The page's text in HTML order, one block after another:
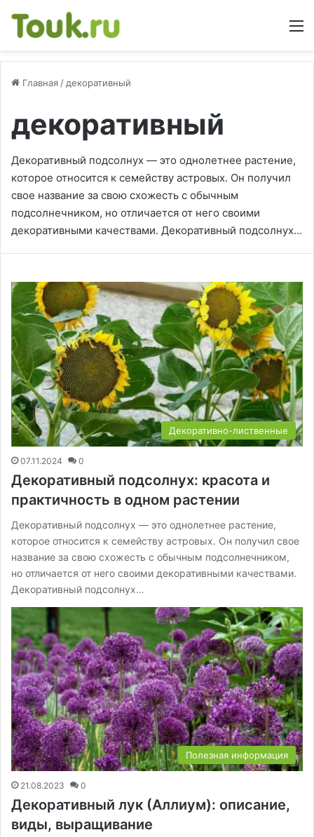
Главная / декоративный
декоративный
Декоративный подсолнух — это однолетнее растение,
которое относится к семейству астровых. Он получил
свое название за свою схожесть с обычным
подсолнечником, но отличается от него своими
декоративными качествами. Декоративный подсолнух…
Декоративно-лиственные
07.11.2024 0
Декоративный подсолнух: красота и
практичность в одном растении
Декоративный подсолнух — это однолетнее растение,
которое относится к семейству астровых. Он получил свое
название за свою схожесть с обычным подсолнечником,
но отличается от него своими декоративными качествами.
Декоративный подсолнух…
Полезная информация
21.08.2023 0
Декоративный лук (Аллиум): описание,
виды, выращивание